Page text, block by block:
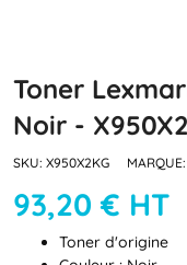
Toner
Noir -
SKU: X950X2KG MARQUE:
93,20 € HT
Toner d'origine